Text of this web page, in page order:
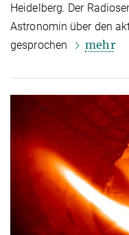
Heidelberg. Der
Astronomin über den
gesprochen
mehr